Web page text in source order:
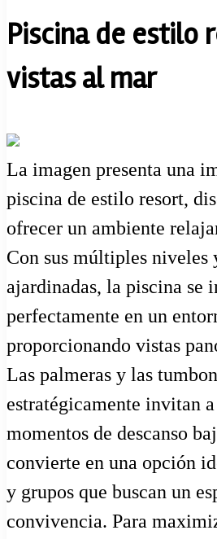
Piscina de estilo
vistas al mar
La imagen presenta una
piscina de estilo resort,
ofrecer un ambiente
Con sus múltiples niveles
ajardinadas, la piscina se
perfectamente en un
proporcionando vistas
Las palmeras y las
estratégicamente invitan
momentos de descanso
convierte en una opción
y grupos que buscan un
convivencia. Para